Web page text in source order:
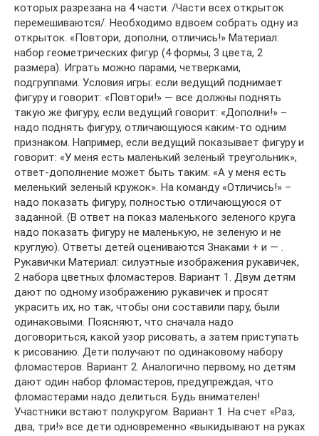
которых разрезана на 4 части. /Части всех открыток
перемешиваются/. Необходимо вдвоем собрать одну из
открыток. «Повтори, дополни, отличись!» Материал:
набор геометрических фигур (4 формы, 3 цвета, 2
размера). Играть можно парами, четверками,
подгруппами. Условия игры: если ведущий поднимает
фигуру и говорит: «Повтори!» — все должны поднять
такую же фигуру, если ведущий говорит: «Дополни!» –
надо поднять фигуру, отличающуюся каким-то одним
признаком. Например, если ведущий показывает фигуру и
говорит: «У меня есть маленький зеленый треугольник»,
ответ-дополнение может быть таким: «А у меня есть
меленький зеленый кружок». На команду «Отличись!» –
надо показать фигуру, полностью отличающуюся от
заданной. (В ответ на показ маленького зеленого круга
надо показать фигуру не маленькую, не зеленую и не
круглую). Ответы детей оцениваются Знаками + и — .
Рукавички Материал: силуэтные изображения рукавичек,
2 набора цветных фломастеров. Вариант 1. Двум детям
дают по одному изображению рукавичек и просят
украсить их, но так, чтобы они составили пару, были
одинаковыми. Поясняют, что сначала надо
договориться, какой узор рисовать, а затем приступать
к рисованию. Дети получают по одинаковому набору
фломастеров. Вариант 2. Аналогично первому, но детям
дают один набор фломастеров, предупреждая, что
фломастерами надо делиться. Будь внимателен!
Участники встают полукругом. Вариант 1. На счет «Раз,
два, три!» все дети одновременно «выкидывают на руках